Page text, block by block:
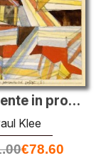
Trasparente in prospettiva scanalato
Klee
€78.60